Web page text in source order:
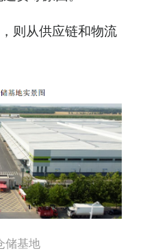
则从供应链和物流
储基地